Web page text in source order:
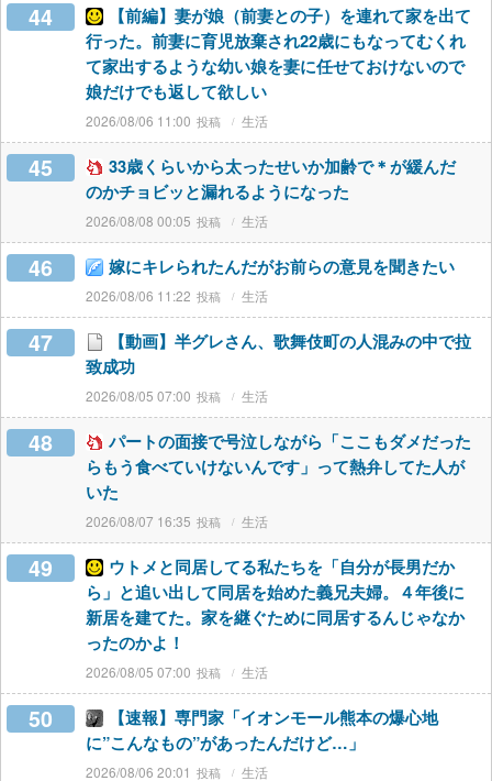
44
【前編】妻が娘（前妻との子）を連れて家を出て
行った。前妻に育児放棄され22歳にもなってむくれ
て家出するような幼い娘を妻に任せておけないので
娘だけでも返して欲しい
2026/08/06 11:00 生活
45
33歳くらいから太ったせいか加齢で＊が緩んだ
のかチョビッと漏れるようになった
2026/08/08 00:05 生活
46 嫁にキレられたんだがお前らの意見を聞きたい
2026/08/06 11:22 生活
47
【動画】半グレさん、歌舞伎町の人混みの中で拉
致成功
2026/08/05 07:00 生活
48
パートの面接で号泣しながら「ここもダメだった
らもう食べていけないんです」って熱弁してた人が
いた
2026/08/07 16:35 生活
49
ウトメと同居してる私たちを「自分が長男だか
ら」と追い出して同居を始めた義兄夫婦。４年後に
新居を建てた。家を継ぐために同居するんじゃなか
ったのかよ！
2026/08/05 07:00 生活
50
【速報】専門家「イオンモール熊本の爆心地
に”こんなもの”があったんだけど…」
2026/08/06 20:01 生活